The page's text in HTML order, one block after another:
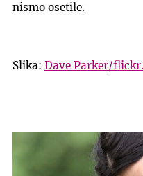
nismo osetile.
Slika: Dave Parker/